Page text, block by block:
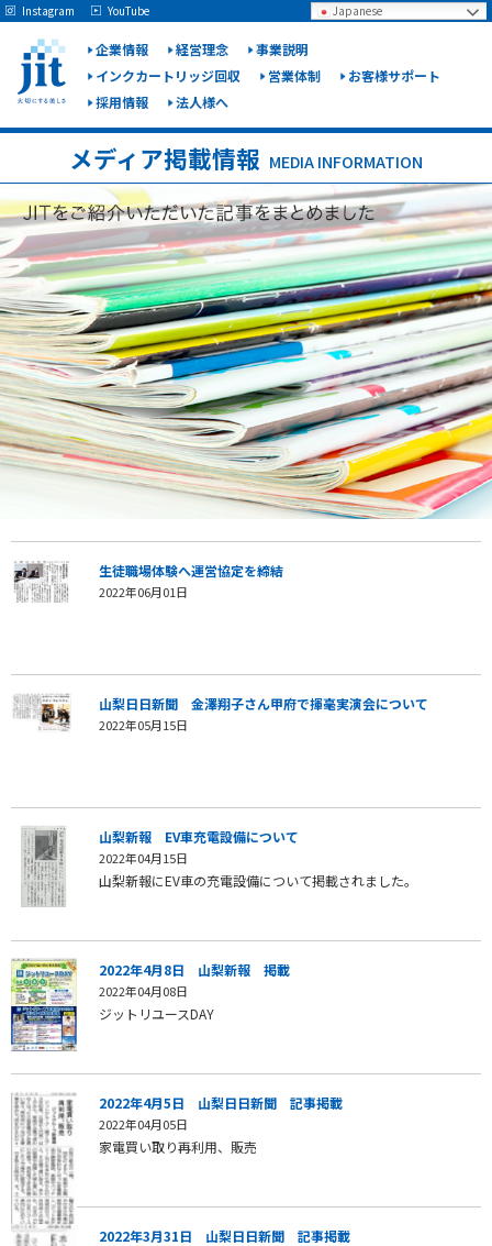
企業情報 経営理念
事業説明
インクカートリッジ回収
営業体制
お客様サポート
採用情報
法人様へ
Japanese
Instagram YouTube
メディア掲載情報 MEDIA INFORMATION
生徒職場体験へ運営協定を締結
2022年06月01日
山梨日日新聞 金澤翔子さん甲府で揮毫実演会について
2022年05月15日
山梨新報 EV車充電設備について
2022年04月15日
山梨新報にEV車の充電設備について掲載されました。
2022年4月8日 山梨新報 掲載
2022年04月08日
ジットリユースDAY
2022年4月5日 山梨日日新聞 記事掲載
2022年04月05日
家電買い取り再利用、販売
2022年3月31日 山梨日日新聞 記事掲載
May we use cookies to track your activities? We take your privacy very seriously.
Please see our privacy policy for details and any questions.YesNo